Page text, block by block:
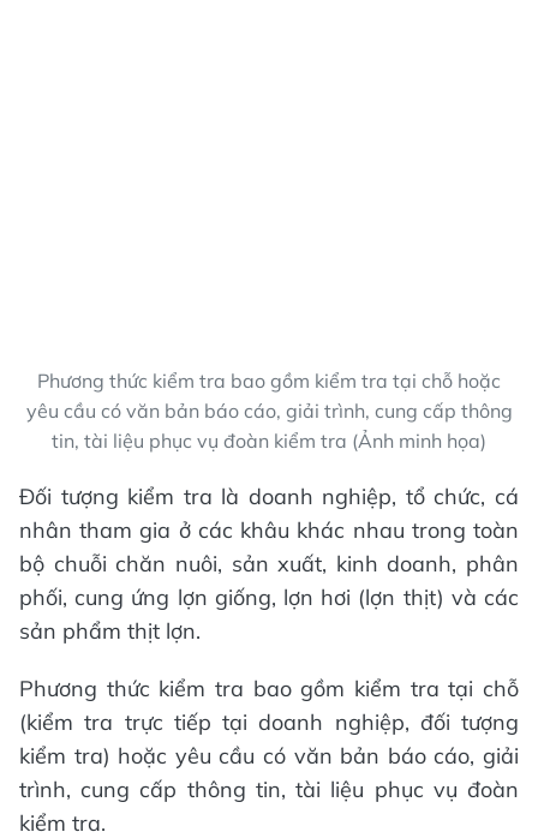
Phương thức kiểm tra bao gồm kiểm tra tại chỗ hoặc
yêu cầu có văn bản báo cáo, giải trình, cung cấp thông
tin, tài liệu phục vụ đoàn kiểm tra (Ảnh minh họa)
Đối tượng kiểm tra là doanh nghiệp, tổ chức, cá
nhân tham gia ở các khâu khác nhau trong toàn
bộ chuỗi chăn nuôi, sản xuất, kinh doanh, phân
phối, cung ứng lợn giống, lợn hơi (lợn thịt) và các
sản phẩm thịt lợn.
Phương thức kiểm tra bao gồm kiểm tra tại chỗ
(kiểm tra trực tiếp tại doanh nghiệp, đối tượng
kiểm tra) hoặc yêu cầu có văn bản báo cáo, giải
trình, cung cấp thông tin, tài liệu phục vụ đoàn
kiểm tra.